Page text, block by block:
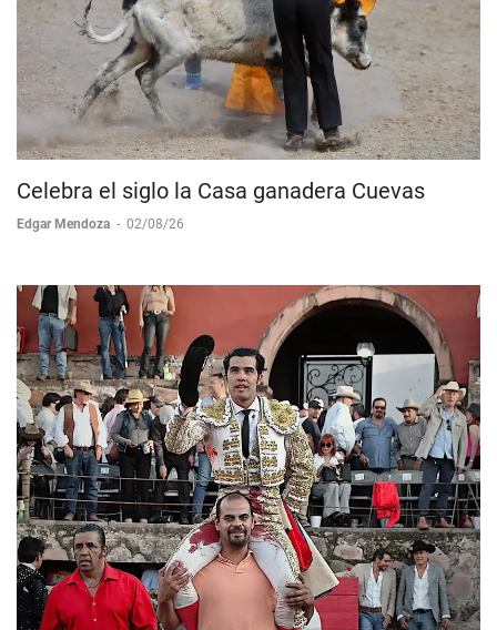
Celebra el siglo la Casa ganadera Cuevas
Edgar Mendoza - 02/08/26